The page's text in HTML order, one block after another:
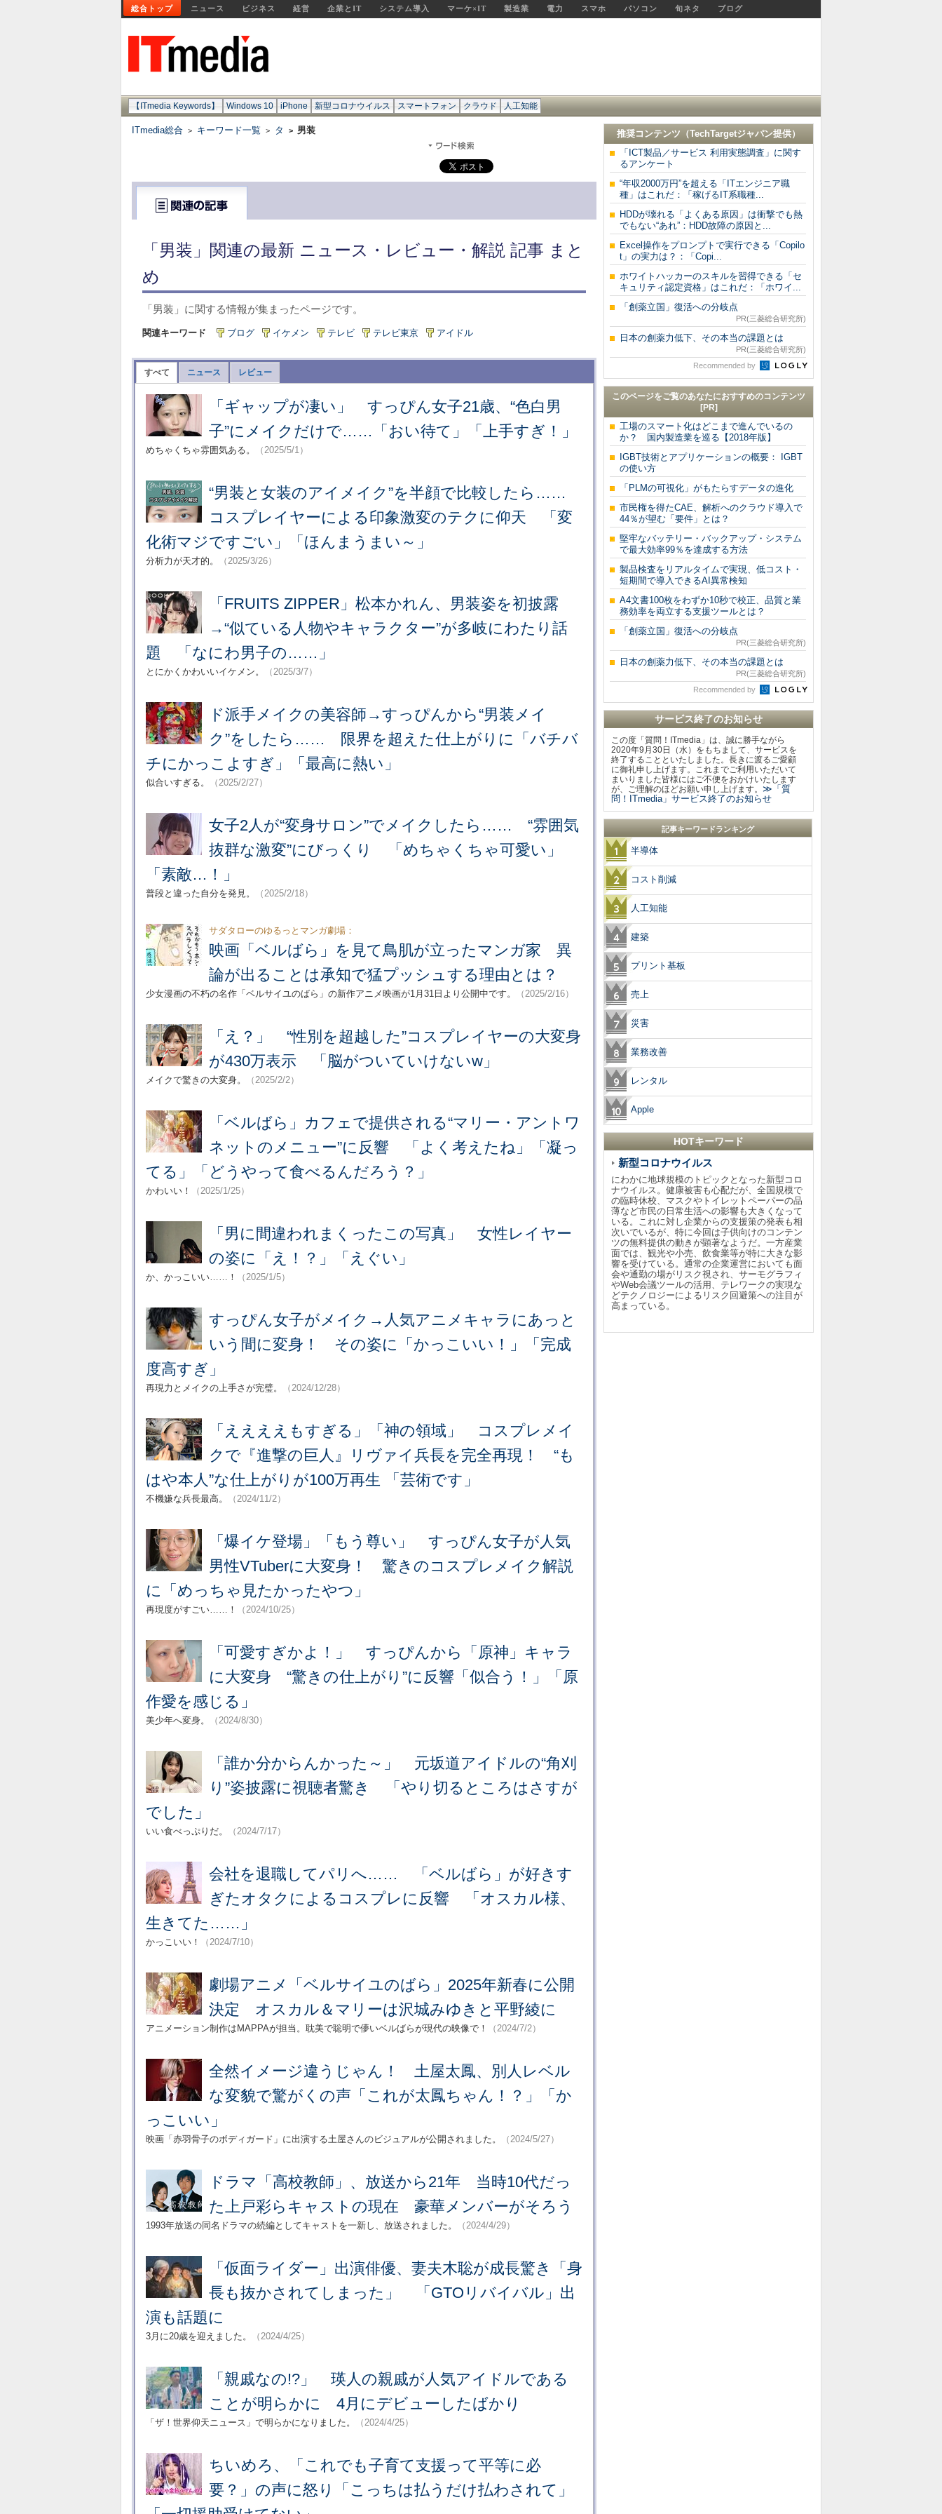
総合トップ ニュース ビジネス 経営 企業とIT システム導入 マーケ×IT 製造業 電力 スマホ パソコン 旬ネタ ブログ
【ITmedia Keywords】 Windows 10 iPhone 新型コロナウイルス スマートフォン クラウド 人工知能
ITmedia総合 > キーワード一覧 > タ > 男装
「男装」関連の最新 ニュース・レビュー・解説 記事 まと
め
「男装」に関する情報が集まったページです。
関連キーワード ブログ イケメン テレビ テレビ東京 アイドル
すべて ニュース レビュー
「ギャップが凄い」 すっぴん女子21歳、“色白男
子”にメイクだけで……「おい待て」「上手すぎ！」
めちゃくちゃ雰囲気ある。 （2025/5/1）
“男装と女装のアイメイク”を半顔で比較したら……
コスプレイヤーによる印象激変のテクに仰天 「変
化術マジですごい」「ほんまうまい～」
分析力が天才的。 （2025/3/26）
「FRUITS ZIPPER」松本かれん、男装姿を初披露
→“似ている人物やキャラクター”が多岐にわたり話
題 「なにわ男子の……」
とにかくかわいいイケメン。 （2025/3/7）
ド派手メイクの美容師→すっぴんから“男装メイ
ク”をしたら…… 限界を超えた仕上がりに「バチバ
チにかっこよすぎ」「最高に熱い」
似合いすぎる。 （2025/2/27）
女子2人が“変身サロン”でメイクしたら…… “雰囲気
抜群な激変”にびっくり 「めちゃくちゃ可愛い」
「素敵…！」
普段と違った自分を発見。 （2025/2/18）
サダタローのゆるっとマンガ劇場：
映画「ベルばら」を見て鳥肌が立ったマンガ家 異
論が出ることは承知で猛プッシュする理由とは？
少女漫画の不朽の名作「ベルサイユのばら」の新作アニメ映画が1月31日より公開中です。 （2025/2/16）
「え？」 “性別を超越した”コスプレイヤーの大変身
が430万表示 「脳がついていけないw」
メイクで驚きの大変身。 （2025/2/2）
「ベルばら」カフェで提供される“マリー・アントワ
ネットのメニュー”に反響 「よく考えたね」「凝っ
てる」「どうやって食べるんだろう？」
かわいい！ （2025/1/25）
「男に間違われまくったこの写真」 女性レイヤー
の姿に「え！？」「えぐい」
か、かっこいい……！ （2025/1/5）
すっぴん女子がメイク→人気アニメキャラにあっと
いう間に変身！ その姿に「かっこいい！」「完成
度高すぎ」
再現力とメイクの上手さが完璧。 （2024/12/28）
「ええええもすぎる」「神の領域」 コスプレメイ
クで『進撃の巨人』リヴァイ兵長を完全再現！ “も
はや本人”な仕上がりが100万再生 「芸術です」
不機嫌な兵長最高。 （2024/11/2）
「爆イケ登場」「もう尊い」 すっぴん女子が人気
男性VTuberに大変身！ 驚きのコスプレメイク解説
に「めっちゃ見たかったやつ」
再現度がすごい……！ （2024/10/25）
「可愛すぎかよ！」 すっぴんから「原神」キャラ
に大変身 “驚きの仕上がり”に反響「似合う！」「原
作愛を感じる」
美少年へ変身。 （2024/8/30）
「誰か分からんかった～」 元坂道アイドルの“角刈
り”姿披露に視聴者驚き 「やり切るところはさすが
でした」
いい食べっぷりだ。 （2024/7/17）
会社を退職してパリへ…… 「ベルばら」が好きす
ぎたオタクによるコスプレに反響 「オスカル様、
生きてた……」
かっこいい！ （2024/7/10）
劇場アニメ「ベルサイユのばら」2025年新春に公開
決定 オスカル＆マリーは沢城みゆきと平野綾に
アニメーション制作はMAPPAが担当。耽美で聡明で儚いベルばらが現代の映像で！ （2024/7/2）
全然イメージ違うじゃん！ 土屋太鳳、別人レベル
な変貌で驚がくの声「これが太鳳ちゃん！？」「か
っこいい」
映画「赤羽骨子のボディガード」に出演する土屋さんのビジュアルが公開されました。 （2024/5/27）
ドラマ「高校教師」、放送から21年 当時10代だっ
た上戸彩らキャストの現在 豪華メンバーがそろう
1993年放送の同名ドラマの続編としてキャストを一新し、放送されました。 （2024/4/29）
「仮面ライダー」出演俳優、妻夫木聡が成長驚き「身
長も抜かされてしまった」 「GTOリバイバル」出
演も話題に
3月に20歳を迎えました。 （2024/4/25）
「親戚なの!?」 瑛人の親戚が人気アイドルである
ことが明らかに 4月にデビューしたばかり
「ザ！世界仰天ニュース」で明らかになりました。 （2024/4/25）
ちいめろ、「これでも子育て支援って平等に必
要？」の声に怒り「こっちは払うだけ払わされて」
推奨コンテンツ（TechTargetジャパン提供）
「ICT製品／サービス 利用実態調査」に関す
るアンケート
“年収2000万円”を超える「ITエンジニア職
種」はこれだ：「稼げるIT系職種...
HDDが壊れる「よくある原因」は衝撃でも熱
でもない“あれ”：HDD故障の原因と...
Excel操作をプロンプトで実行できる「Copilo
t」の実力は？：「Copi...
ホワイトハッカーのスキルを習得できる「セ
キュリティ認定資格」はこれだ：「ホワイ...
「創薬立国」復活への分岐点
PR(三菱総合研究所)
日本の創薬力低下、その本当の課題とは
PR(三菱総合研究所)
Recommended by
このページをご覧のあなたにおすすめのコンテンツ
[PR]
工場のスマート化はどこまで進んでいるの
か？ 国内製造業を巡る【2018年版】
IGBT技術とアプリケーションの概要： IGBT
の使い方
「PLMの可視化」がもたらすデータの進化
市民権を得たCAE、解析へのクラウド導入で
44％が望む「要件」とは？
堅牢なバッテリー・バックアップ・システム
で最大効率99％を達成する方法
製品検査をリアルタイムで実現、低コスト・
短期間で導入できるAI異常検知
A4文書100枚をわずか10秒で校正、品質と業
務効率を両立する支援ツールとは？
「創薬立国」復活への分岐点
PR(三菱総合研究所)
日本の創薬力低下、その本当の課題とは
PR(三菱総合研究所)
Recommended by
サービス終了のお知らせ
この度「質問！ITmedia」は、誠に勝手ながら
2020年9月30日（水）をもちまして、サービスを
終了することといたしました。長きに渡るご愛顧
に御礼申し上げます。これまでご利用いただいて
まいりました皆様にはご不便をおかけいたします
が、ご理解のほどお願い申し上げます。 ≫「質
問！ITmedia」サービス終了のお知らせ
記事キーワードランキング
半導体
コスト削減
人工知能
建築
プリント基板
売上
災害
業務改善
レンタル
Apple
HOTキーワード
新型コロナウイルス
にわかに地球規模のトピックとなった新型コロ
ナウイルス。健康被害も心配だが、全国規模で
の臨時休校、マスクやトイレットペーパーの品
薄など市民の日常生活への影響も大きくなって
いる。これに対し企業からの支援策の発表も相
次いでいるが、特に今回は子供向けのコンテン
ツの無料提供の動きが顕著なようだ。一方産業
面では、観光や小売、飲食業等が特に大きな影
響を受けている。通常の企業運営においても面
会や通勤の場がリスク視され、サーモグラフィ
やWeb会議ツールの活用、テレワークの実現な
どテクノロジーによるリスク回避策への注目が
高まっている。